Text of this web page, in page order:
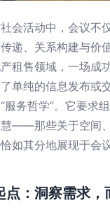
会活动中，会议不
递、关系构建与价
租售领域，一场成
单纯的信息发布或
服务哲学”。它要求
——那些关于空间
如其分地展现于会
点：洞察需求，